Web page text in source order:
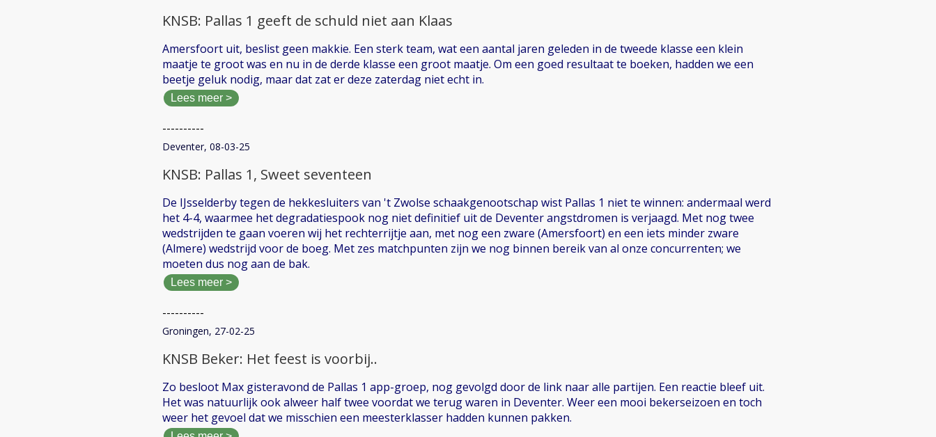
KNSB: Pallas 1 geeft de schuld niet aan Klaas
Amersfoort uit, beslist geen makkie. Een sterk team, wat een aantal jaren geleden in de tweede klasse een klein
maatje te groot was en nu in de derde klasse een groot maatje. Om een goed resultaat te boeken, hadden we een
beetje geluk nodig, maar dat zat er deze zaterdag niet echt in.
Lees meer >
----------
Deventer, 08-03-25
KNSB: Pallas 1, Sweet seventeen
De IJsselderby tegen de hekkesluiters van 't Zwolse schaakgenootschap wist Pallas 1 niet te winnen: andermaal werd
het 4-4, waarmee het degradatiespook nog niet definitief uit de Deventer angstdromen is verjaagd. Met nog twee
wedstrijden te gaan voeren wij het rechterrijtje aan, met nog een zware (Amersfoort) en een iets minder zware
(Almere) wedstrijd voor de boeg. Met zes matchpunten zijn we nog binnen bereik van al onze concurrenten; we
moeten dus nog aan de bak.
Lees meer >
----------
Groningen, 27-02-25
KNSB Beker: Het feest is voorbij..
Zo besloot Max gisteravond de Pallas 1 app-groep, nog gevolgd door de link naar alle partijen. Een reactie bleef uit.
Het was natuurlijk ook alweer half twee voordat we terug waren in Deventer. Weer een mooi bekerseizoen en toch
weer het gevoel dat we misschien een meesterklasser hadden kunnen pakken.